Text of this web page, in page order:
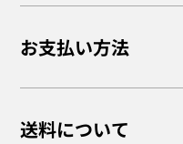
お支払い方法
送料について